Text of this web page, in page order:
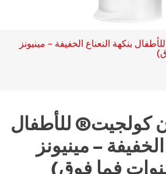
الولايات المتحدة (الإنجليزية)
بنكهة النعناع الخفيفة – مينيونز
كولجيت® للأطفال
– مينيونز